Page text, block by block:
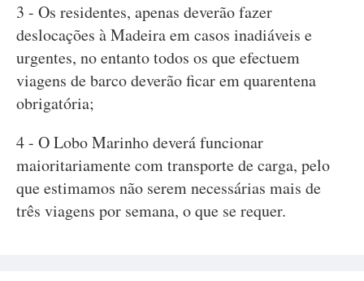
3 - Os residentes, apenas deverão fazer
deslocações à Madeira em casos inadiáveis e
urgentes, no entanto todos os que efectuem
viagens de barco deverão ficar em quarentena
obrigatória;
4 - O Lobo Marinho deverá funcionar
maioritariamente com transporte de carga, pelo
que estimamos não serem necessárias mais de
três viagens por semana, o que se requer.